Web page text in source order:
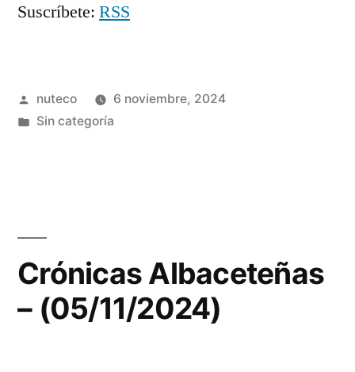
Suscríbete: RSS
Publicada
por
nuteco
6 noviembre, 2024
Publicada
Sin categoría
Crónicas Albaceteñas
– (05/11/2024)